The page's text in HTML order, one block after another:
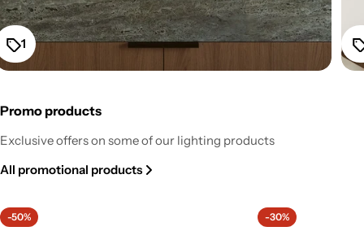
1
Fermaluce Esse14 Wall or Ceiling Mount for S14d LED
Regular
From $52.20
Promo products
Exclusive offers on some of our lighting products
All promotional products
-50% -30%